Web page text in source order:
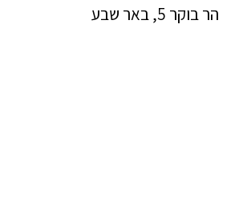
הר בוקר 5, באר שבע